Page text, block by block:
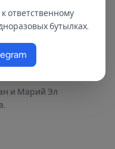
и Марий Эл
ответственному
бутылках.